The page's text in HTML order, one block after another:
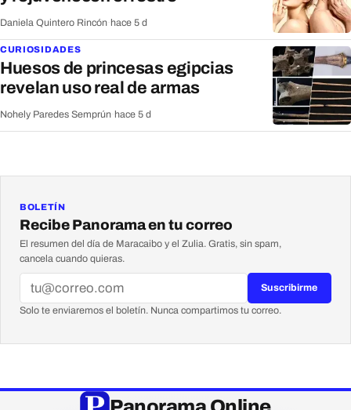
Daniela Quintero Rincón hace 5 d
CURIOSIDADES
Huesos de princesas egipcias
revelan uso real de armas
Nohely Paredes Semprún hace 5 d
BOLETÍN
Recibe Panorama en tu correo
El resumen del día de Maracaibo y el Zulia. Gratis, sin spam,
cancela cuando quieras.
Suscribirme
Solo te enviaremos el boletín. Nunca compartimos tu correo.